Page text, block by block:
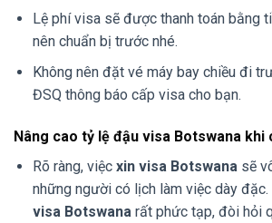
Lệ phí visa sẽ được thanh toán bằng
nên chuẩn bị trước nhé.
Không nên đặt vé máy bay chiều đi
ĐSQ thông báo cấp visa cho bạn.
Nâng cao tỷ lệ đậu visa Botswana khi
Rõ ràng, việc xin visa Botswanasẽ
những người có lịch làm việc dày đặc.
visa Botswanarất phức tạp, đòi hỏi